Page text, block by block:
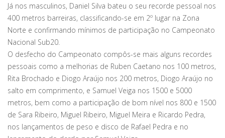
Já nos masculinos, Daniel Silva bateu o seu recorde pessoal nos
400 metros barreiras, classificando-se em 2º lugar na Zona
Norte e confirmando mínimos de participação no Campeonato
Nacional Sub20.
O desfecho do Campeonato compôs-se mais alguns recordes
pessoais como a melhorias de Ruben Caetano nos 100 metros,
Rita Brochado e Diogo Araújo nos 200 metros, Diogo Araújo no
salto em comprimento, e Samuel Veiga nos 1500 e 5000
metros, bem como a participação de bom nível nos 800 e 1500
de Sara Ribeiro, Miguel Ribeiro, Miguel Meira e Ricardo Pedra,
nos lançamentos de peso e disco de Rafael Pedra e no